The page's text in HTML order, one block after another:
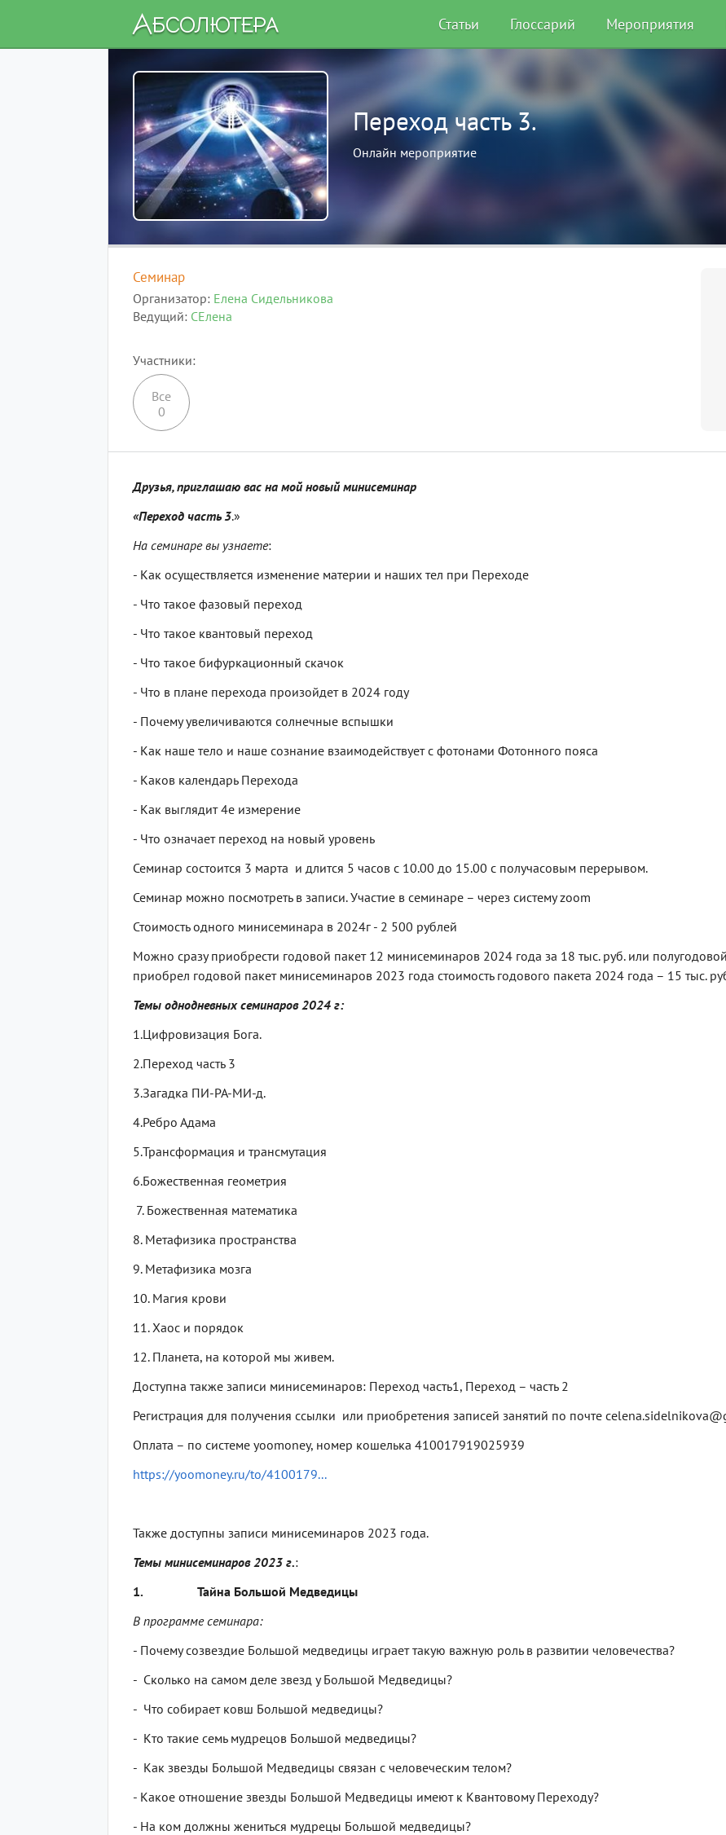
Статьи Глоссарий Мероприятия
Переход часть 3.
Онлайн мероприятие
Семинар
Организатор Елена Сидельникова
Ведущий СЕлена
Участники
Все
0
Друзья, приглашаю вас на мой новый минисеминар
«Переход часть 3.»
На семинаре вы узнаете:
- Как осуществляется изменение материи и наших тел при Переходе
- Что такое фазовый переход
- Что такое квантовый переход
- Что такое бифуркационный скачок
- Что в плане перехода произойдет в 2024 году
- Почему увеличиваются солнечные вспышки
- Как наше тело и наше сознание взаимодействует с фотонами Фотонного пояса
- Каков календарь Перехода
- Как выглядит 4е измерение
- Что означает переход на новый уровень
Семинар состоится 3 марта и длится 5 часов с 10.00 до 15.00 с получасовым перерывом.
Семинар можно посмотреть в записи. Участие в семинаре – через систему zoom
Стоимость одного минисеминара в 2024г - 2 500 рублей
Можно сразу приобрести годовой пакет 12 минисеминаров 2024 года за 18 тыс. руб. или
приобрел годовой пакет минисеминаров 2023 года стоимость годового пакета 2024 года – 15 тыс.
Темы однодневных семинаров 2024 г:
1.Цифровизация Бога.
2.Переход часть 3
3.Загадка ПИ-РА-МИ-д.
4.Ребро Адама
5.Трансформация и трансмутация
6.Божественная геометрия
7. Божественная математика
8. Метафизика пространства
9. Метафизика мозга
10. Магия крови
11. Хаос и порядок
12. Планета, на которой мы живем.
Доступна также записи минисеминаров: Переход часть1, Переход – часть 2
Регистрация для получения ссылки или приобретения записей занятий по почте
Оплата – по системе yoomoney, номер кошелька 410017919025939
https://yoomoney.ru/to/4100179...
Также доступны записи минисеминаров 2023 года.
Темы минисеминаров 2023 г.:
1. Тайна Большой Медведицы
В программе семинара:
- Почему созвездие Большой медведицы играет такую важную роль в развитии человечества?
- Сколько на самом деле звезд у Большой Медведицы?
- Что собирает ковш Большой медведицы?
- Кто такие семь мудрецов Большой медведицы?
- Как звезды Большой Медведицы связан с человеческим телом?
- Какое отношение звезды Большой Медведицы имеют к Квантовому Переходу?
- На ком должны жениться мудрецы Большой медведицы?